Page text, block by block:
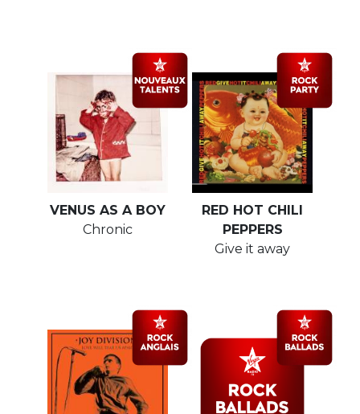
VENUS AS A BOY
Chronic
RED HOT CHILI
PEPPERS
Give it away